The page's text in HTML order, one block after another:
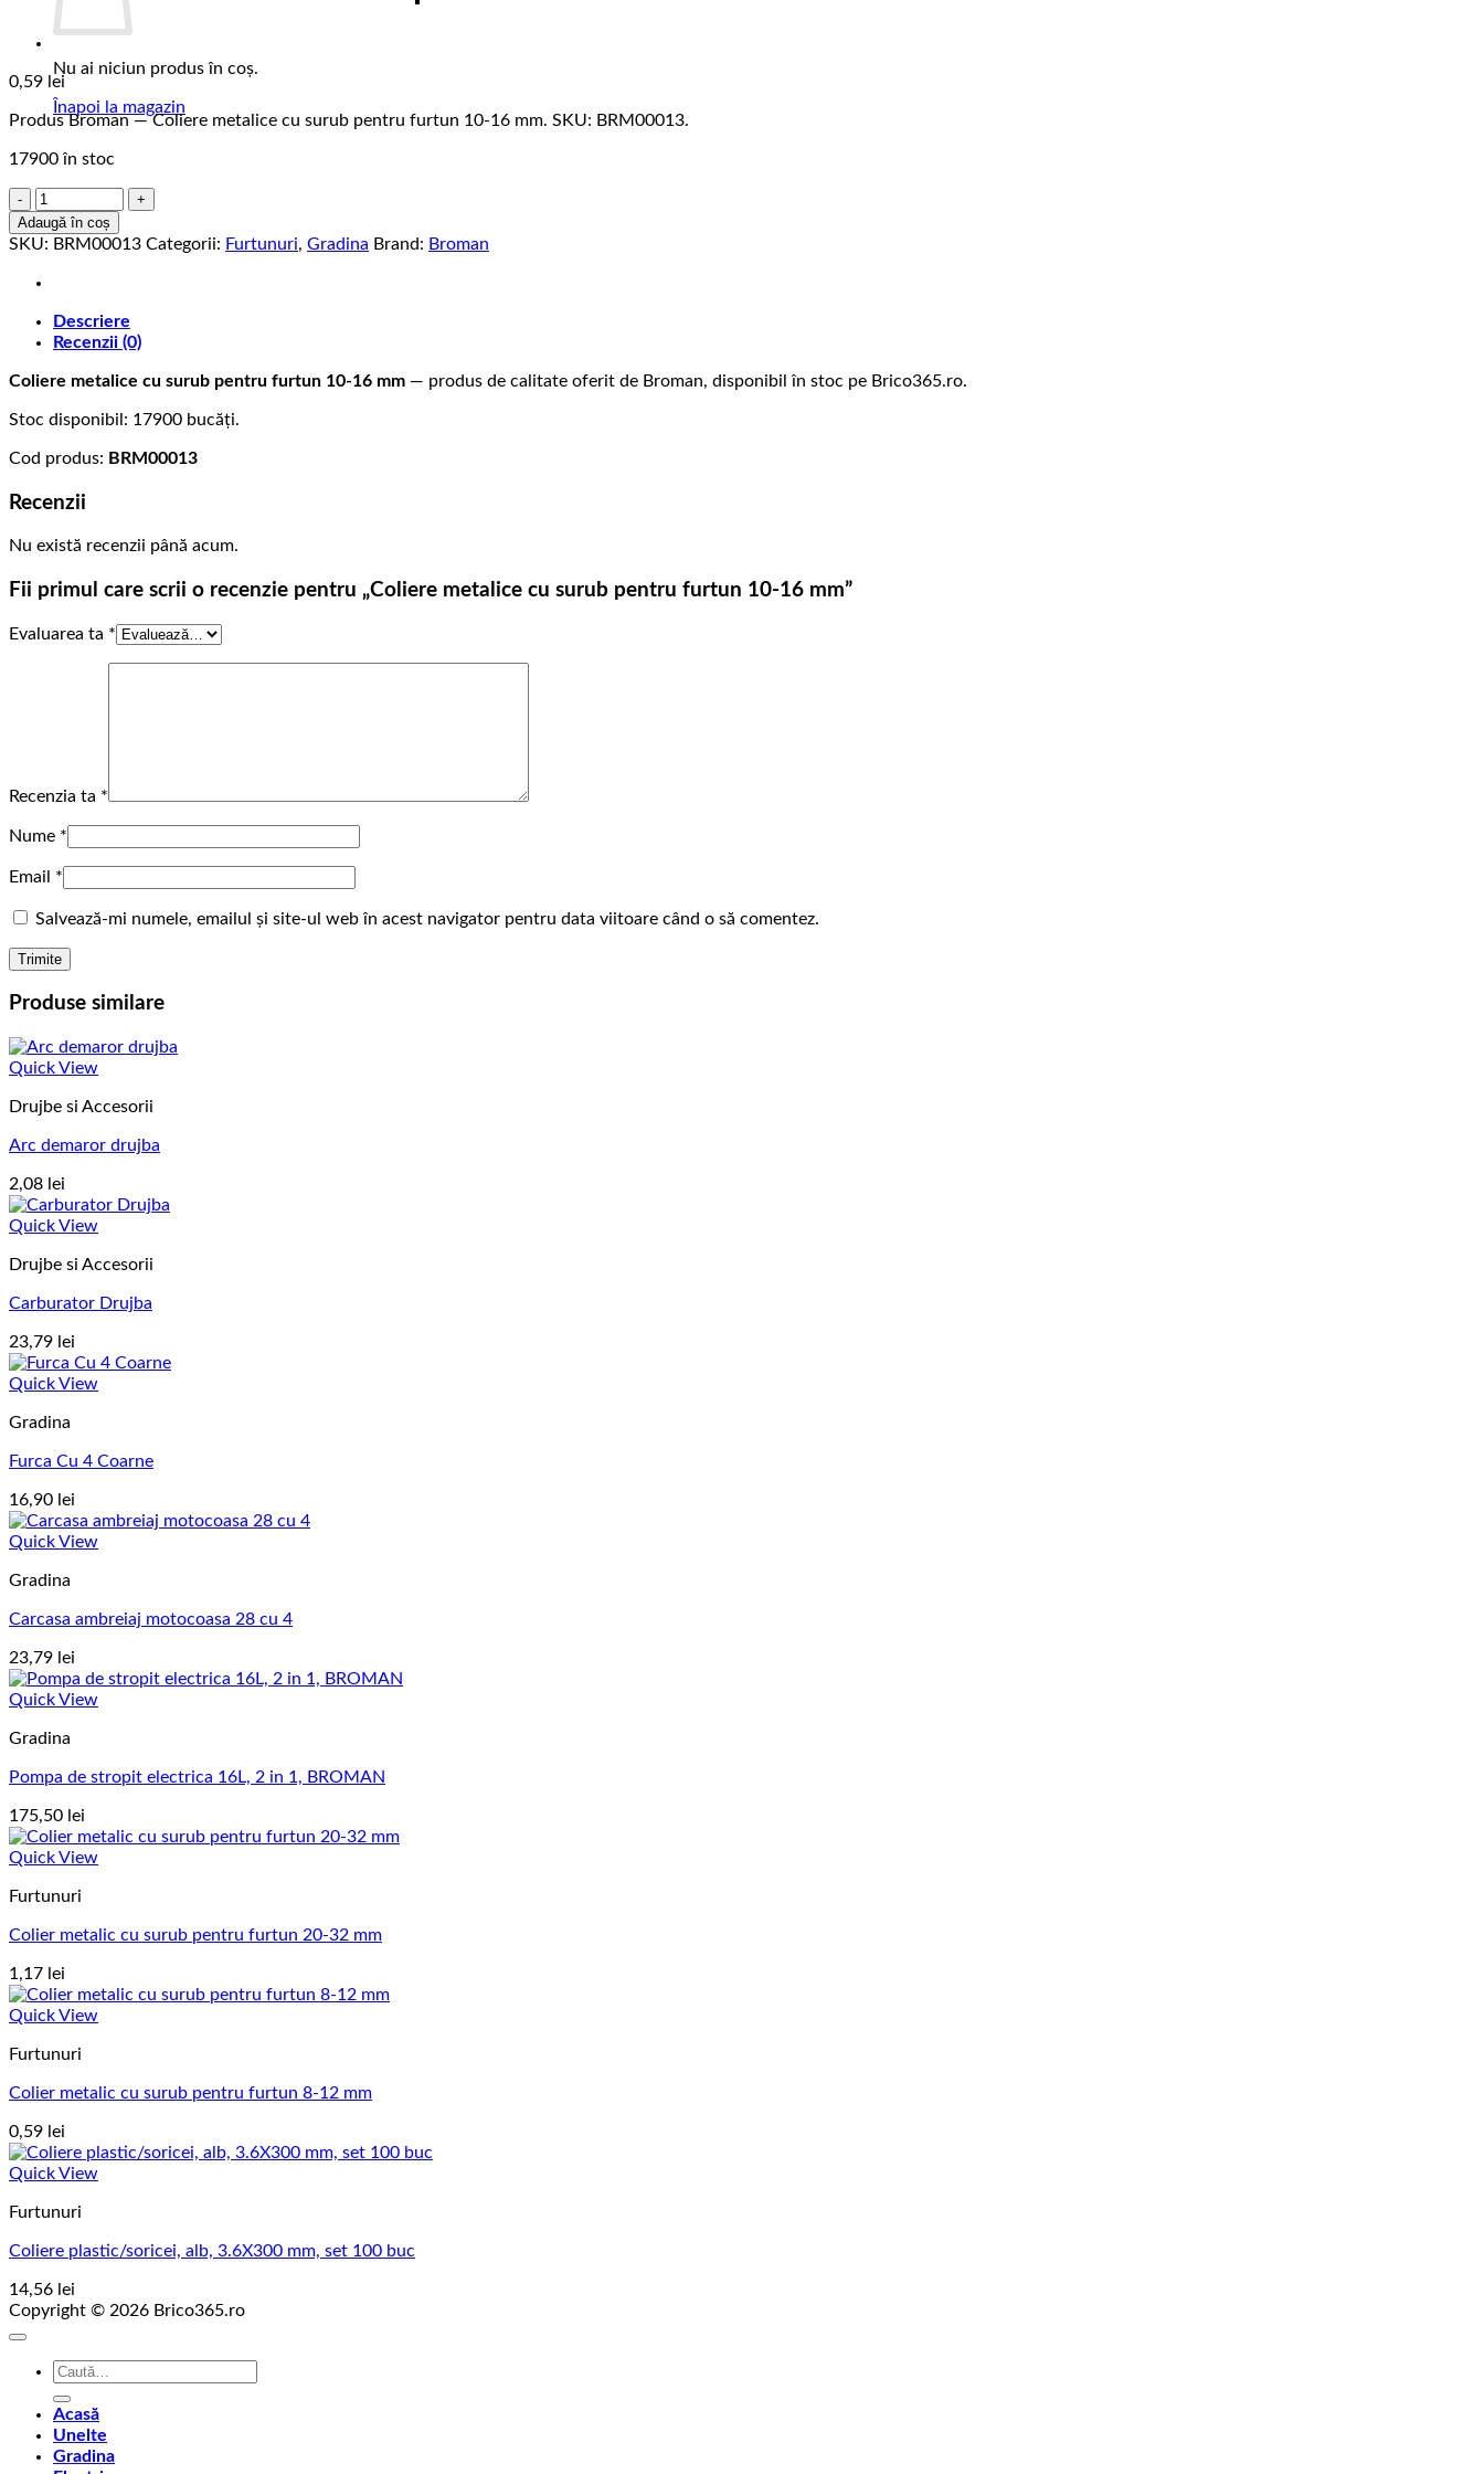
Nu ai niciun produs în coș.
Înapoi la magazin
0,59 lei
Produs Broman — Coliere metalice cu surub pentru furtun 10-16 mm. SKU: BRM00013.
17900 în stoc
Cantitate
Coliere
metalice
surub
furtun
10-
mm
Adaugă în coș
SKU: BRM00013 Categorii: Furtunuri, Gradina Brand: Broman
Descriere
Recenzii (0)
Coliere metalice cu surub pentru furtun 10-16 mm — produs de calitate oferit de Broman, disponibil în stoc pe Brico365.ro.
Stoc disponibil: 17900 bucăți.
Cod produs: BRM00013
Recenzii
Nu există recenzii până acum.
Fii primul care scrii o recenzie pentru „Coliere metalice cu surub pentru furtun 10-16 mm”
Evaluarea ta *
Recenzia ta *
Nume *
Email *
Salvează-mi numele, emailul și site-ul web în acest navigator pentru data viitoare când o să comentez.
Produse similare
Quick View
Drujbe si Accesorii
Arc demaror drujba
2,08 lei
Quick View
Drujbe si Accesorii
Carburator Drujba
23,79 lei
Quick View
Gradina
Furca Cu 4 Coarne
16,90 lei
Quick View
Gradina
Carcasa ambreiaj motocoasa 28 cu 4
23,79 lei
Quick View
Gradina
Pompa de stropit electrica 16L, 2 in 1, BROMAN
175,50 lei
Quick View
Furtunuri
Colier metalic cu surub pentru furtun 20-32 mm
1,17 lei
Quick View
Furtunuri
Colier metalic cu surub pentru furtun 8-12 mm
0,59 lei
Quick View
Furtunuri
Coliere plastic/soricei, alb, 3.6X300 mm, set 100 buc
14,56 lei
Copyright © 2026 Brico365.ro
Caută
Acasă
Unelte
Gradina